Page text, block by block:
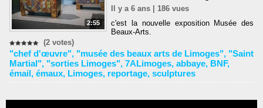
2:55
Il y a 6 ans | 186 vues
c'est la nouvelle exposition Musée des
Beaux-Arts.
(2 votes)
"chef d'œuvre", "musée des beaux arts de Limoges", "Saint
Martial", "sorties Limoges", 7ALimoges, abbaye, BNF,
émail, émaux, Limoges, reportage, sculptures